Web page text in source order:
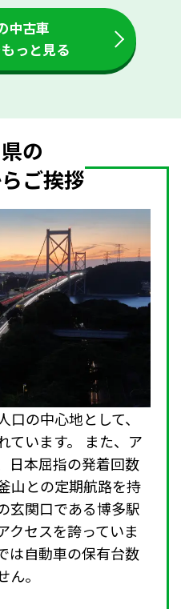
中古車
っと見る
の
ご挨拶
の中心地として、
ています。 また、ア
日本屈指の発着回数
山との定期航路を持
玄関口である博多駅
クセスを誇っていま
は自動車の保有台数
。